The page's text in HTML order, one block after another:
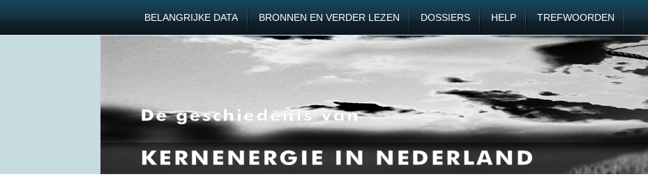
BELANGRIJKE DATA BRONNEN EN VERDER LEZEN DOSSIERS HELP TREFWOORDEN